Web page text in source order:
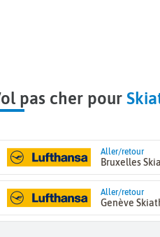
Vol pas cher pour
Aller/retour
Bruxelles
Aller/retour
Genève